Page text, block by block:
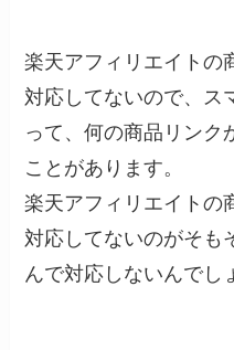
楽天アフィリエイトの
対応してないので、ス
って、何の商品リンク
ことがあります。
楽天アフィリエイトの
対応してないのがそも
んで対応しないんでし